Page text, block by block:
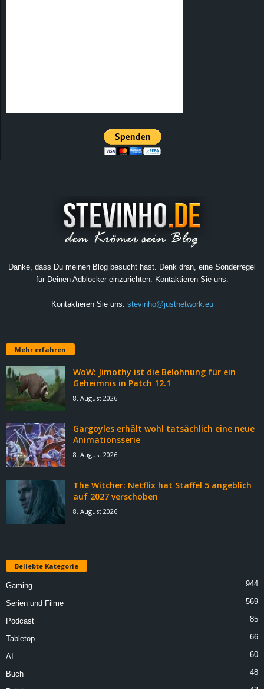
Danke, dass Du meinen Blog besucht hast. Denk dran, eine Sonderregel
für Deinen Adblocker einzurichten. Kontaktieren Sie uns:
Kontaktieren Sie uns: stevinho@justnetwork.eu
Mehr erfahren
WoW: Jimothy ist die Belohnung für ein
Geheimnis in Patch 12.1
8. August 2026
Gargoyles erhält wohl tatsächlich eine neue
Animationsserie
8. August 2026
The Witcher: Netflix hat Staffel 5 angeblich
auf 2027 verschoben
8. August 2026
Beliebte Kategorie
Gaming 944
Serien und Filme 569
Podcast 85
Tabletop 66
AI 60
Buch 48